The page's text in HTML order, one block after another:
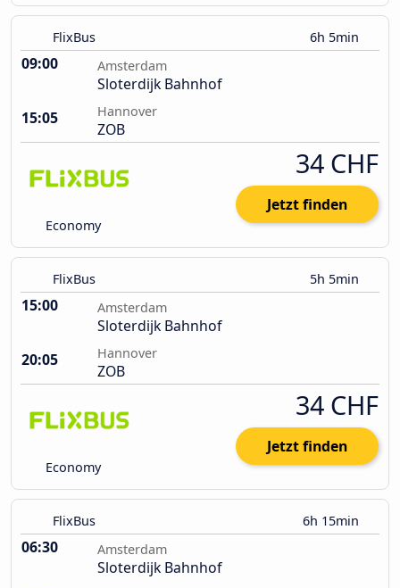
FlixBus 6h 5min
09:00 Amsterdam
Sloterdijk Bahnhof
15:05
Hannover
ZOB
Economy
34 CHF
Jetzt finden
FlixBus 5h 5min
15:00 Amsterdam
Sloterdijk Bahnhof
20:05
Hannover
ZOB
Economy
34 CHF
Jetzt finden
FlixBus 6h 15min
06:30 Amsterdam
Sloterdijk Bahnhof